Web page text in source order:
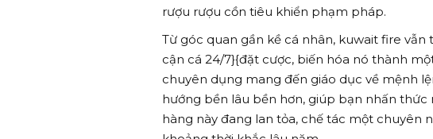
rượu rượu cồn tiêu khiển phạm pháp.
Từ góc quan gần kề cá nhân, kuwait fire
cận cá 24/7}{đặt cược, biến hóa nó thành
chuyên dụng mang đến giáo dục về mệnh
hướng bền lâu bền hơn, giúp bạn nhấn thức
hàng này đang lan tỏa, chế tác một chuyên